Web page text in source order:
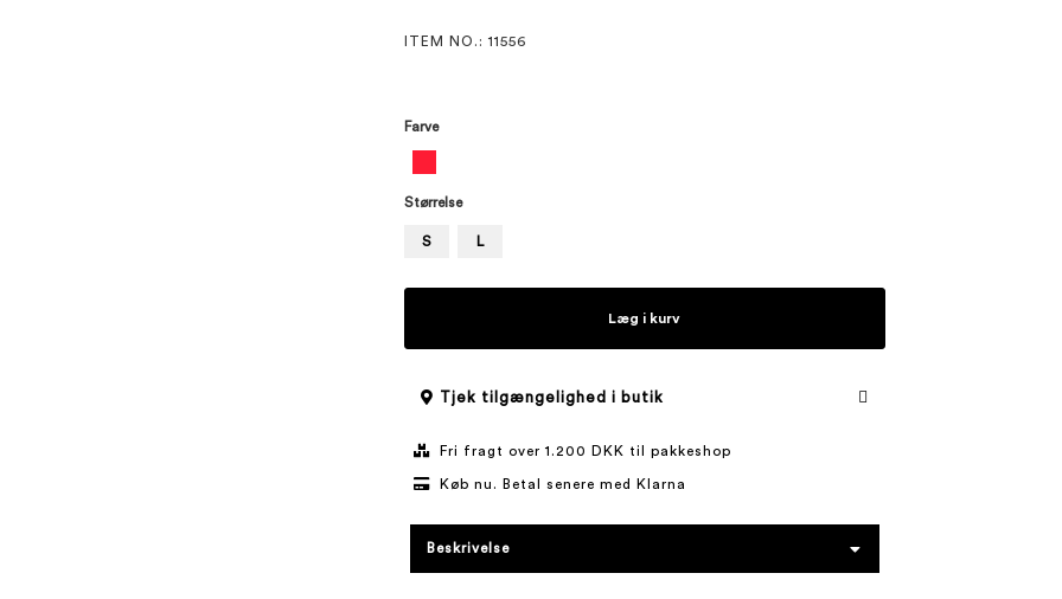
ITEM NO. : 11556
Farve
Størrelse
S L
Læg i kurv
Tjek tilgængelighed i butik
Fri fragt over 1.200 DKK til pakkeshop
Køb nu. Betal senere med Klarna
Beskrivelse